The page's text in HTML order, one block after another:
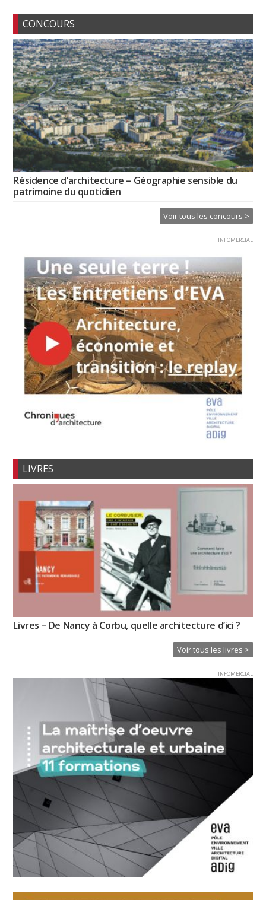
CONCOURS
Résidence d’architecture – Géographie sensible du
patrimoine du quotidien
Voir tous les concours >
INFOMERCIAL
LIVRES
Livres – De Nancy à Corbu, quelle architecture d’ici ?
Voir tous les livres >
INFOMERCIAL